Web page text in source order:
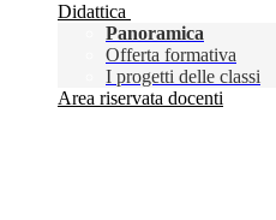
Didattica
Panoramica
Offerta formativa
I progetti delle classi
Area riservata docenti